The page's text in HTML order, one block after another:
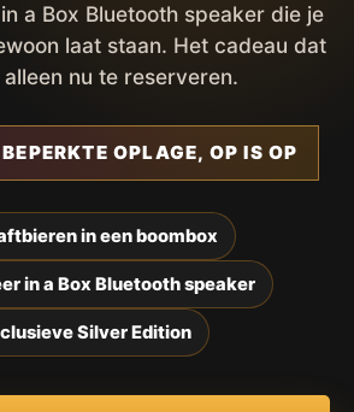
a Box Bluetooth speaker die je
laat staan. Het cadeau dat
nu te reserveren.
OPLAGE, OP IS OP
in een boombox
in a Box Bluetooth speaker
Silver Edition